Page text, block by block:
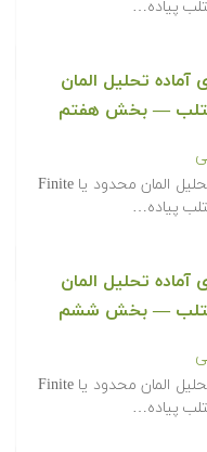
آماده تحلیل المان
‫در ادامه کدها و برنامه های آماده تحلیل المان محدود یا Finite
آماده تحلیل المان
‫در ادامه کدها و برنامه های آماده تحلیل المان محدود یا Finite